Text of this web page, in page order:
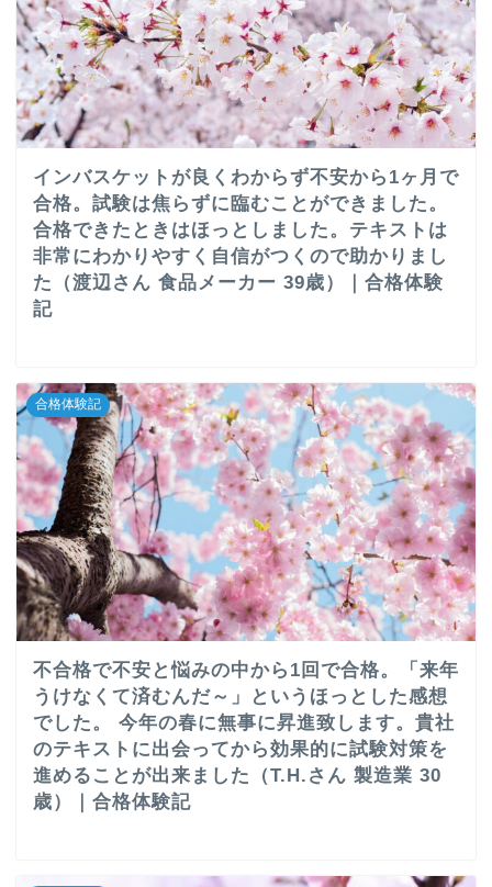
インバスケットが良くわからず不安から1ヶ月で
合格。試験は焦らずに臨むことができました。
合格できたときはほっとしました。テキストは
非常にわかりやすく自信がつくので助かりまし
た（渡辺さん 食品メーカー 39歳）｜合格体験
記
合格体験記
不合格で不安と悩みの中から1回で合格。「来年
うけなくて済むんだ～」というほっとした感想
でした。 今年の春に無事に昇進致します。貴社
のテキストに出会ってから効果的に試験対策を
進めることが出来ました（T.H.さん 製造業 30
歳）｜合格体験記